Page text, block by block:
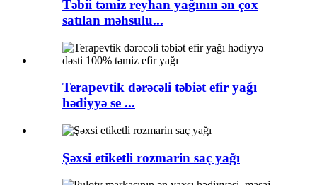
Təbii təmiz reyhan yağının ən çox
satılan məhsulu...
Terapevtik dərəcəli təbiət efir yağı
hədiyyə se ...
Şəxsi etiketli rozmarin saç yağı